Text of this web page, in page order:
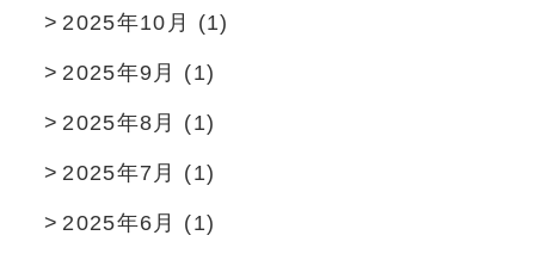
2025年10月 (1)
2025年9月 (1)
2025年8月 (1)
2025年7月 (1)
2025年6月 (1)